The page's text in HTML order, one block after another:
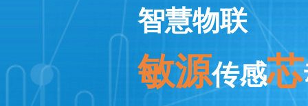
智慧物联
敏源传感芯